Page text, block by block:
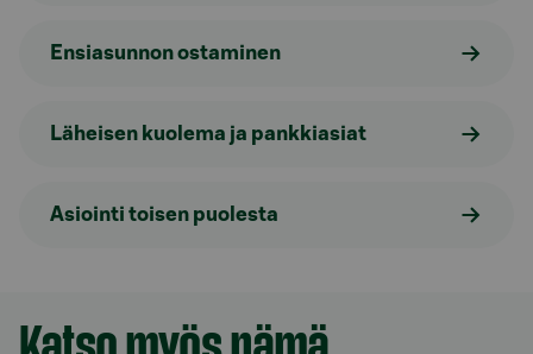
Ensiasunnon ostaminen
Läheisen kuolema ja pankkiasiat
Asiointi toisen puolesta
Katso myös nämä